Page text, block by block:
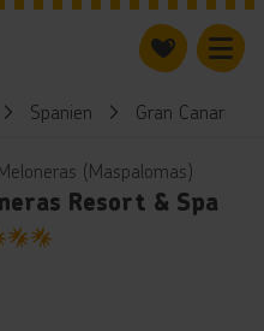
Spanien Gran Canaria
(Maspalomas)
Resort & Spa